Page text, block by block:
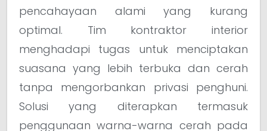
pencahayaan alami yang kurang
optimal. Tim kontraktor interior
menghadapi tugas untuk menciptakan
suasana yang lebih terbuka dan cerah
tanpa mengorbankan privasi penghuni.
Solusi yang diterapkan termasuk
penggunaan warna-warna cerah pada